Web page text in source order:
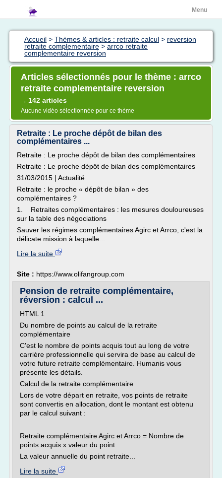
Menu
Accueil > Thèmes & articles : retraite calcul > reversion
retraite complementaire > arrco retraite
complementaire reversion
Articles sélectionnés pour le thème : arrco
retraite complementaire reversion
→ 142 articles
Aucune vidéo sélectionnée pour ce thème
Retraite : Le proche dépôt de bilan des
complémentaires ...
Retraite : Le proche dépôt de bilan des complémentaires
Retraite : Le proche dépôt de bilan des complémentaires
31/03/2015 | Actualité
Retraite : le proche « dépôt de bilan » des
complémentaires ?
1. Retraites complémentaires : les mesures douloureuses
sur la table des négociations
Sauver les régimes complémentaires Agirc et Arrco, c'est la
délicate mission à laquelle...
Lire la suite
Site : https://www.olifangroup.com
Pension de retraite complémentaire,
réversion : calcul ...
HTML 1
Du nombre de points au calcul de la retraite
complémentaire
C'est le nombre de points acquis tout au long de votre
carrière professionnelle qui servira de base au calcul de
votre future retraite complémentaire. Humanis vous
présente les détails.
Calcul de la retraite complémentaire
Lors de votre départ en retraite, vos points de retraite
sont convertis en allocation, dont le montant est obtenu
par le calcul suivant :
Retraite complémentaire Agirc et Arrco = Nombre de
points acquis x valeur du point
La valeur annuelle du point retraite...
Lire la suite